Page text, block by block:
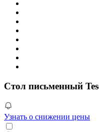
Cтол письменный
Узнать о снижении цены